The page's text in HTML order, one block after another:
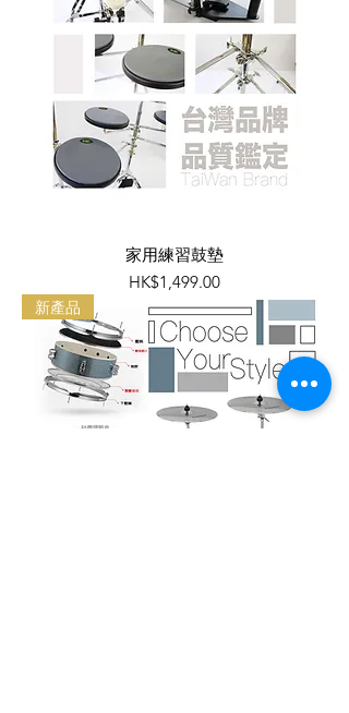
家用練習鼓墊
價格
HK$1,499.00
新產品